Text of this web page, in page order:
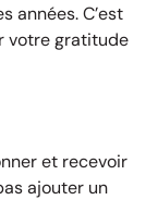
années. C’est
votre gratitude
et recevoir
ajouter un